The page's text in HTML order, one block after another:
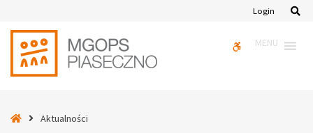
Login
WCAGMENU
HomeAktualności